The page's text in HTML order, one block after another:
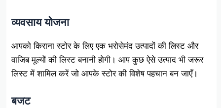
व्यवसाय योजना
आपको किराना स्टोर के लिए एक भरोसेमंद उत्पादों की लिस्ट और
वाजिब मूल्यों की लिस्ट बनानी होगी। आप कुछ ऐसे उत्पाद भी जरूर
लिस्ट में शामिल करें जो आपके स्टोर की विशेष पहचान बन जाएँ।
बजट